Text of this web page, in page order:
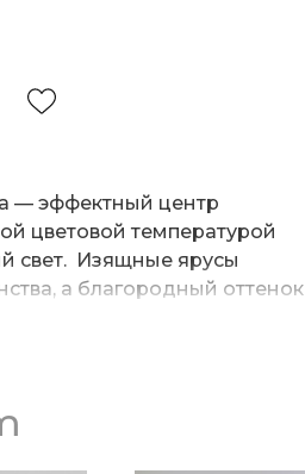
— эффектный центр
цветовой температурой
свет. Изящные ярусы
а благородный оттенок
современным и